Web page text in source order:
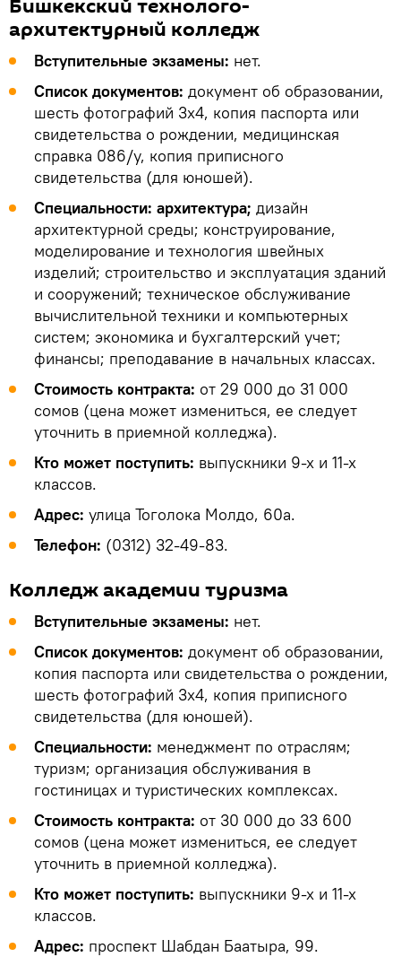
Бишкекский технолого-
архитектурный колледж
Вступительные экзамены: нет.
Список документов: документ об образовании,
шесть фотографий 3х4, копия паспорта или
свидетельства о рождении, медицинская
справка 086/у, копия приписного
свидетельства (для юношей).
Специальности: архитектура; дизайн
архитектурной среды; конструирование,
моделирование и технология швейных
изделий; строительство и эксплуатация зданий
и сооружений; техническое обслуживание
вычислительной техники и компьютерных
систем; экономика и бухгалтерский учет;
финансы; преподавание в начальных классах.
Стоимость контракта: от 29 000 до 31 000
сомов (цена может измениться, ее следует
уточнить в приемной колледжа).
Кто может поступить: выпускники 9-х и 11-х
классов.
Адрес: улица Тоголока Молдо, 60а.
Телефон: (0312) 32-49-83.
Колледж академии туризма
Вступительные экзамены: нет.
Список документов: документ об образовании,
копия паспорта или свидетельства о рождении,
шесть фотографий 3х4, копия приписного
свидетельства (для юношей).
Специальности: менеджмент по отраслям;
туризм; организация обслуживания в
гостиницах и туристических комплексах.
Стоимость контракта: от 30 000 до 33 600
сомов (цена может измениться, ее следует
уточнить в приемной колледжа).
Кто может поступить: выпускники 9-х и 11-х
классов.
Адрес: проспект Шабдан Баатыра, 99.